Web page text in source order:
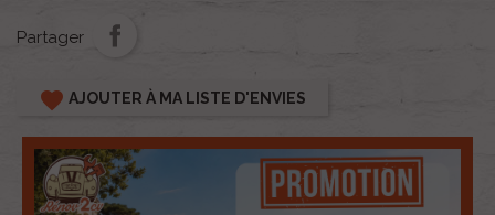
Partager
favorite AJOUTER À MA LISTE D'ENVIES